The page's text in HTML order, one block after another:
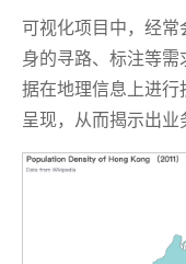
可视化项目中，经
身的寻路、标注等
据在地理信息上进
呈现，从而揭示出业